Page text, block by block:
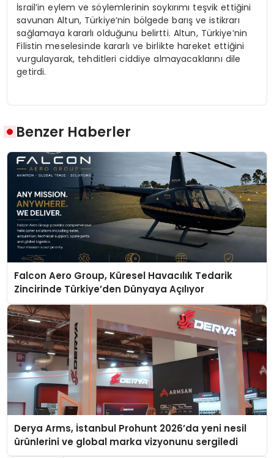
İsrail’in eylem ve söylemlerinin soykırımı teşvik ettiğini
savunan Altun, Türkiye’nin bölgede barış ve istikrarı
sağlamaya kararlı olduğunu belirtti. Altun, Türkiye’nin
Filistin meselesinde kararlı ve birlikte hareket ettiğini
vurgulayarak, tehditleri ciddiye almayacaklarını dile
getirdi.
Benzer Haberler
Falcon Aero Group, Küresel Havacılık Tedarik
Zincirinde Türkiye’den Dünyaya Açılıyor
Derya Arms, İstanbul Prohunt 2026’da yeni nesil
ürünlerini ve global marka vizyonunu sergiledi